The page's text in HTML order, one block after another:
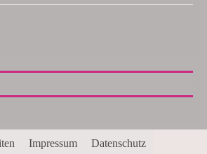
Impressum Datenschutz